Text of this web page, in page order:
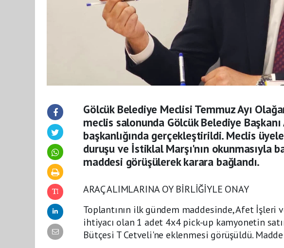
Gölcük Belediye Meclisi Temmuz Ayı
meclis salonunda Gölcük Belediye Başkanı
başkanlığında gerçekleştirildi. Meclis
duruşu ve İstiklal Marşı'nın okunmasıyla
maddesi görüşülerek karara bağlandı.
ARAÇ ALIMLARINA OY BİRLİĞİYLE ONAY
Toplantının ilk gündem maddesinde, Afet İşleri
ihtiyacı olan 1 adet 4x4 pick-up kamyonetin
Bütçesi T Cetveli'ne eklenmesi görüşüldü.